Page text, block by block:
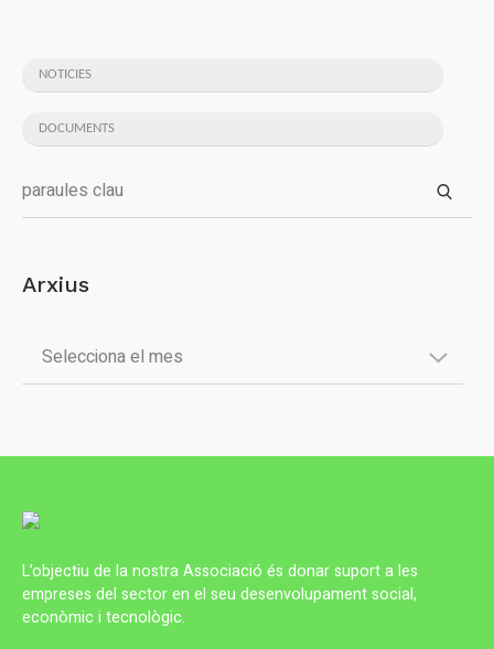
NOTICIES
DOCUMENTS
Arxius
L’objectiu de la nostra Associació és donar suport a les
empreses del sector en el seu desenvolupament social,
econòmic i tecnològic.